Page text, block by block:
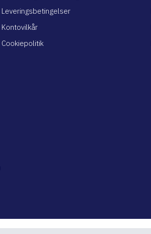
Leveringsbetingelser
Kontovilkår
Cookiepolitik